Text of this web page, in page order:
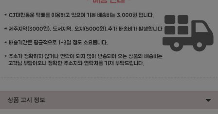
상품 고시 정보